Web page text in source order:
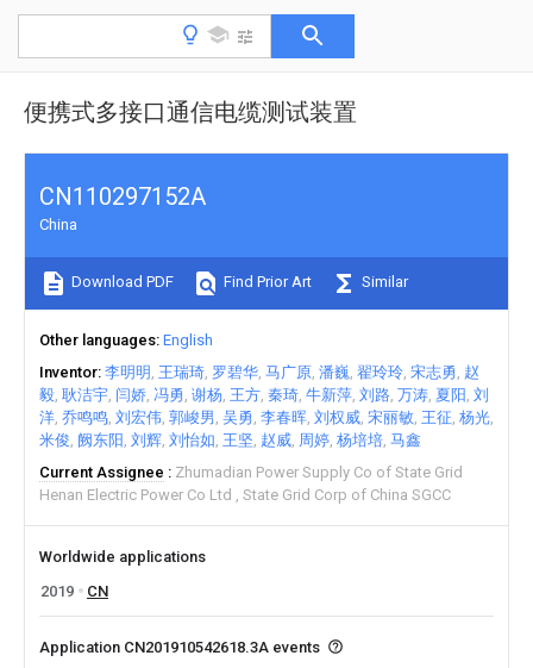
便携式多接口通信电缆测试装置
CN110297152A
China
Download PDF Find Prior Art Similar
Other languages English
Inventor 李明明 王瑞琦 罗碧华 马广原 潘巍 翟玲玲 宋志勇 赵
毅 耿洁宇 闫娇 冯勇 谢杨 王方 秦琦 牛新萍 刘路 万涛 夏阳 刘
洋 乔鸣鸣 刘宏伟 郭峻男 吴勇 李春晖 刘权威 宋丽敏 王征 杨光
米俊 阙东阳 刘辉 刘怡如 王坚 赵威 周婷 杨培培 马鑫
Current Assignee
Zhumadian Power Supply Co of State Grid
Henan Electric Power Co Ltd
State Grid Corp of China SGCC
Worldwide applications
2019
CN
Application CN201910542618.3A events